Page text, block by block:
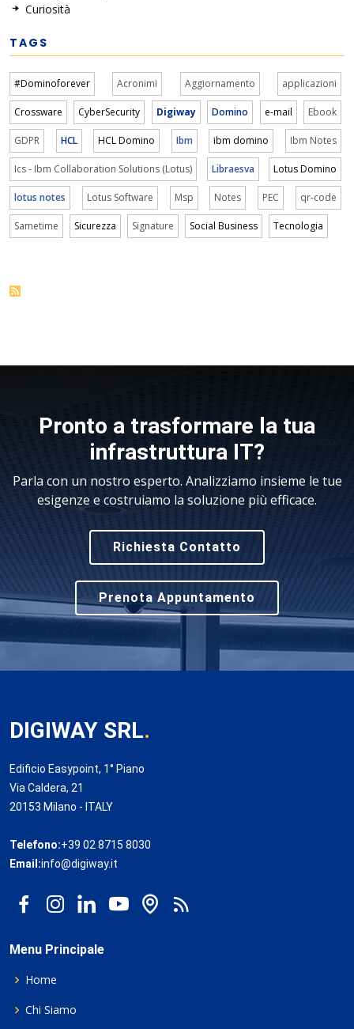
Curiosità
TAGS
#Dominoforever Acronimi Aggiornamento applicazioni
Crossware CyberSecurity Digiway Domino e-mail Ebook
GDPR HCL HCL Domino Ibm ibm domino Ibm Notes
Ics - Ibm Collaboration Solutions (Lotus) Libraesva Lotus Domino
lotus notes Lotus Software Msp Notes PEC qr-code
Sametime Sicurezza Signature Social Business Tecnologia
Pronto a trasformare la tua
infrastruttura IT?
Parla con un nostro esperto. Analizziamo insieme le tue
esigenze e costruiamo la soluzione più efficace.
Richiesta Contatto
Prenota Appuntamento
DIGIWAY SRL.
Edificio Easypoint, 1° Piano
Via Caldera, 21
20153 Milano - ITALY
Telefono:+39 02 8715 8030
Email:info@digiway.it
Menu Principale
Home
Chi Siamo